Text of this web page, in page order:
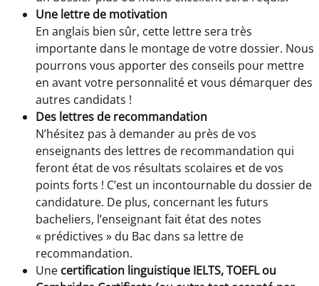
Une lettre de motivation
En anglais bien sûr, cette lettre sera très
importante dans le montage de votre dossier. Nous
pourrons vous apporter des conseils pour mettre
en avant votre personnalité et vous démarquer des
autres candidats !
Des lettres de recommandation
N’hésitez pas à demander au près de vos
enseignants des lettres de recommandation qui
feront état de vos résultats scolaires et de vos
points forts ! C’est un incontournable du dossier de
candidature. De plus, concernant les futurs
bacheliers, l’enseignant fait état des notes
« prédictives » du Bac dans sa lettre de
recommandation.
Une certification linguistique IELTS, TOEFL ou